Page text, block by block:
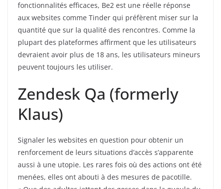
fonctionnalités efficaces, Be2 est une réelle réponse
aux websites comme Tinder qui préfèrent miser sur la
quantité que sur la qualité des rencontres. Comme la
plupart des plateformes affirment que les utilisateurs
devraient avoir plus de 18 ans, les utilisateurs mineurs
peuvent toujours les utiliser.
Zendesk Qa (formerly
Klaus)
Signaler les websites en question pour obtenir un
renforcement de leurs situations d’accès s’apparente
aussi à une utopie. Les rares fois où des actions ont été
menées, elles ont abouti à des mesures de pacotille.